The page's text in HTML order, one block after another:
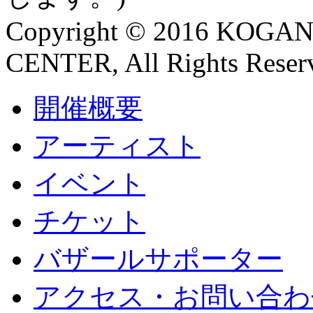
Copyright © 2016
CENTER, All Rights
開催概要
アーティスト
イベント
チケット
バザールサポーター
アクセス・お問い合